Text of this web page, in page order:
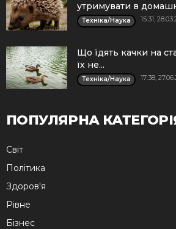
утримувати в
Техніка/Наука 15:31,
Що їдять качки на
їх не...
Техніка/Наука 17:38,
ПОПУЛЯРНА
Cвіт
Політика
Здоров'я
Рівне
Бізнес